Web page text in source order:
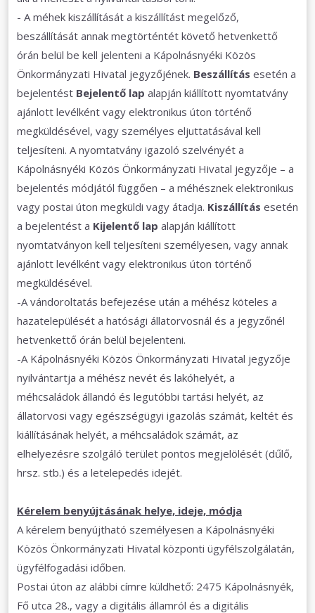
- A méhek kiszállítását a kiszállítást megelőző,
beszállítását annak megtörténtét követő hetvenkettő
órán belül be kell jelenteni a Kápolnásnyéki Közös
Önkormányzati Hivatal jegyzőjének. Beszállítás esetén a
bejelentést Bejelentő lap alapján kiállított nyomtatvány
ajánlott levélként vagy elektronikus úton történő
megküldésével, vagy személyes eljuttatásával kell
teljesíteni. A nyomtatvány igazoló szelvényét a
Kápolnásnyéki Közös Önkormányzati Hivatal jegyzője – a
bejelentés módjától függően – a méhésznek elektronikus
vagy postai úton megküldi vagy átadja. Kiszállítás esetén
a bejelentést a Kijelentő lap alapján kiállított
nyomtatványon kell teljesíteni személyesen, vagy annak
ajánlott levélként vagy elektronikus úton történő
megküldésével.
-A vándoroltatás befejezése után a méhész köteles a
hazatelepülését a hatósági állatorvosnál és a jegyzőnél
hetvenkettő órán belül bejelenteni.
-A Kápolnásnyéki Közös Önkormányzati Hivatal jegyzője
nyilvántartja a méhész nevét és lakóhelyét, a
méhcsaládok állandó és legutóbbi tartási helyét, az
állatorvosi vagy egészségügyi igazolás számát, keltét és
kiállításának helyét, a méhcsaládok számát, az
elhelyezésre szolgáló terület pontos megjelölését (dűlő,
hrsz. stb.) és a letelepedés idejét.
Kérelem benyújtásának helye, ideje, módja
A kérelem benyújtható személyesen a Kápolnásnyéki
Közös Önkormányzati Hivatal központi ügyfélszolgálatán,
ügyfélfogadási időben.
Postai úton az alábbi címre küldhető: 2475 Kápolnásnyék,
Fő utca 28., vagy a digitális államról és a digitális